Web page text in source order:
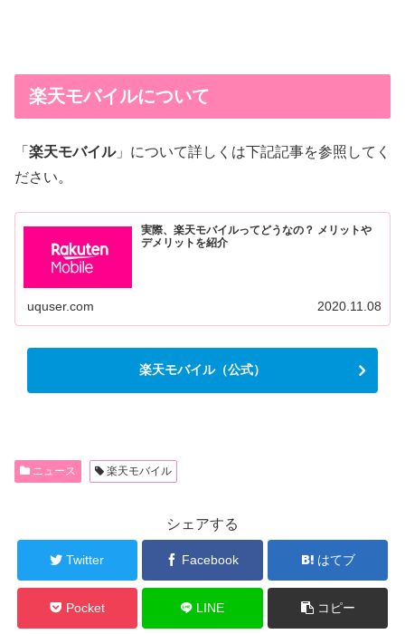
楽天モバイルについて
「 楽天モバイル」について詳しくは下記記事を参照してく
ださい。
実際、楽天モバイルってどうなの？ メリットや
デメリットを紹介
uquser.com 2020.11.08
楽天モバイル（公式）
ニュース 楽天モバイル
シェアする
Twitter Facebook はてブ
Pocket LINE コピー